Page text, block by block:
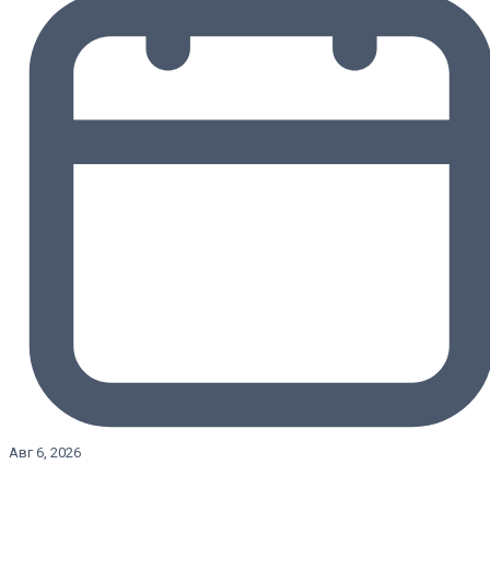
Авг 6, 2026